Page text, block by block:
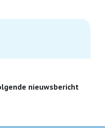
nieuwsbericht